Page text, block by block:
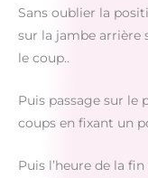
Sans oublier la
sur la jambe arrière
le coup..
Puis passage sur le
coups en fixant un
Puis l’heure de la